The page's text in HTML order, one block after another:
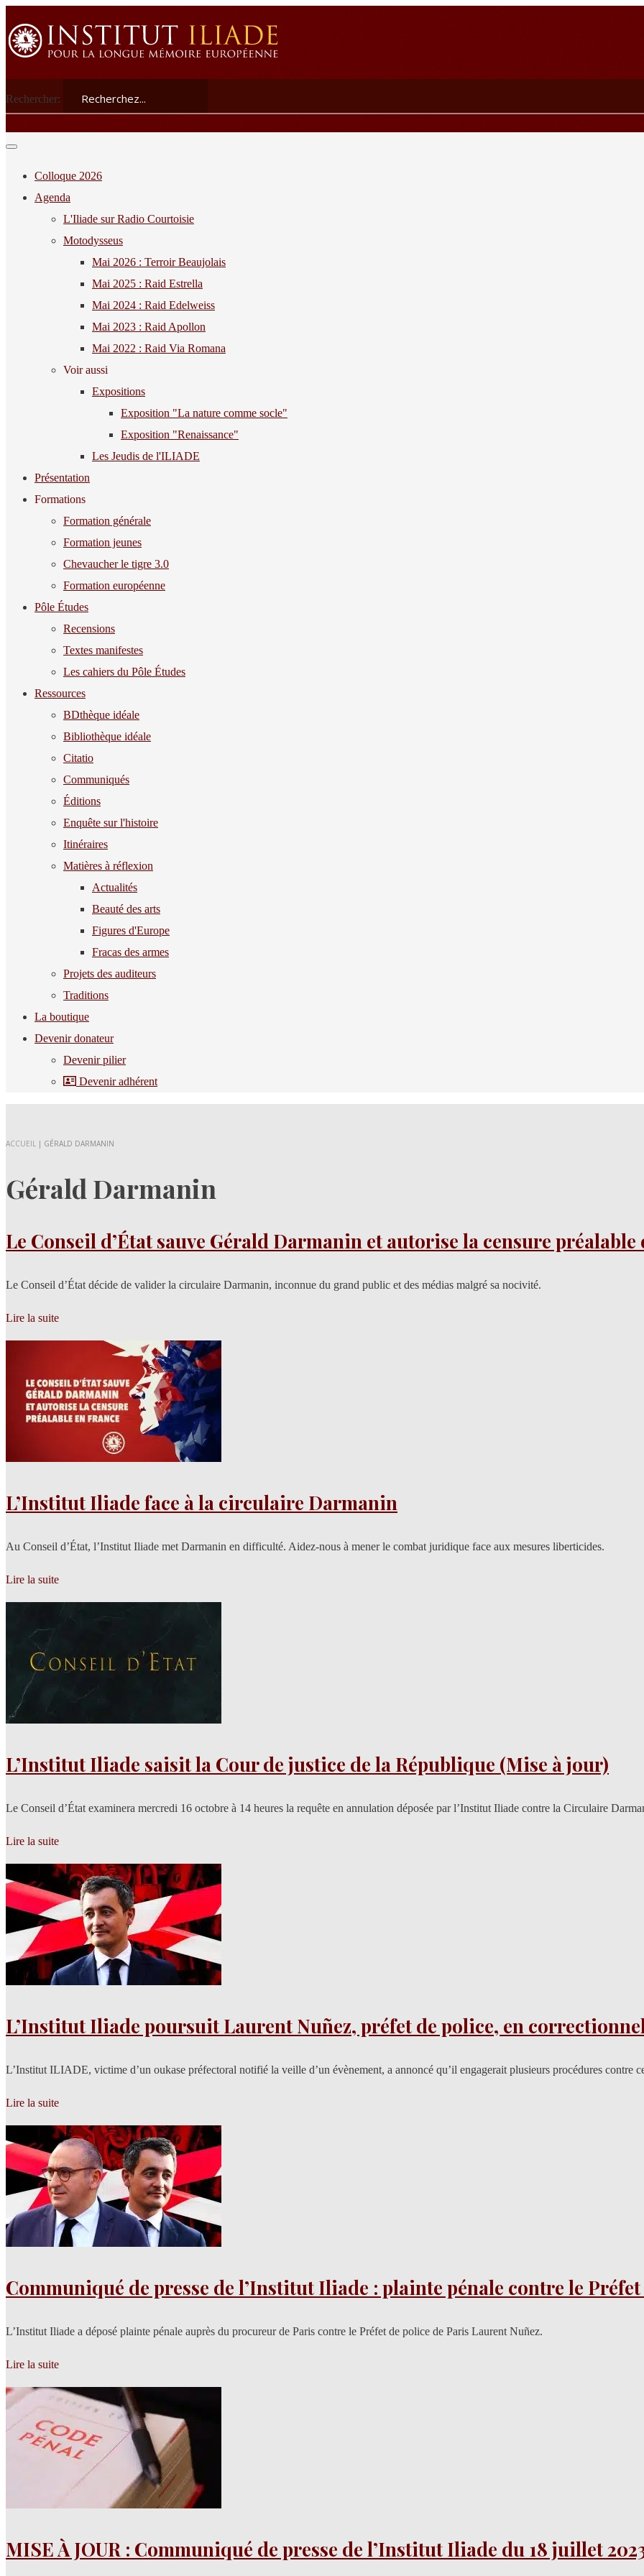
Rechercher:
Colloque 2026
Agenda
L'Iliade sur Radio Courtoisie
Motodysseus
Mai 2026 : Terroir Beaujolais
Mai 2025 : Raid Estrella
Mai 2024 : Raid Edelweiss
Mai 2023 : Raid Apollon
Mai 2022 : Raid Via Romana
Voir aussi
Expositions
Exposition "La nature comme socle"
Exposition "Renaissance"
Les Jeudis de l'ILIADE
Présentation
Formations
Formation générale
Formation jeunes
Chevaucher le tigre 3.0
Formation européenne
Pôle Études
Recensions
Textes manifestes
Les cahiers du Pôle Études
Ressources
BDthèque idéale
Bibliothèque idéale
Citatio
Communiqués
Éditions
Enquête sur l'histoire
Itinéraires
Matières à réflexion
Actualités
Beauté des arts
Figures d'Europe
Fracas des armes
Projets des auditeurs
Traditions
La boutique
Devenir donateur
Devenir pilier
Devenir adhérent
ACCUEIL | GÉRALD DARMANIN
Gérald Darmanin
Le Conseil d’État sauve Gérald Darmanin et autorise la censure préalable
Le Conseil d’État décide de valider la circulaire Darmanin, inconnue du grand public et des médias malgré sa nocivité.
Lire la suite
L’Institut Iliade face à la circulaire Darmanin
Au Conseil d’État, l’Institut Iliade met Darmanin en difficulté. Aidez-nous à mener le combat juridique face aux mesures liberticides.
Lire la suite
L’Institut Iliade saisit la Cour de justice de la République (Mise à jour)
Le Conseil d’État examinera mercredi 16 octobre à 14 heures la requête en annulation déposée par l’Institut Iliade contre la Circulaire
Lire la suite
L’Institut Iliade poursuit Laurent Nuñez, préfet de police, en
L’Institut ILIADE, victime d’un oukase préfectoral notifié la veille d’un évènement, a annoncé qu’il engagerait plusieurs procédures contre
Lire la suite
Communiqué de presse de l’Institut Iliade : plainte pénale contre le
L’Institut Iliade a déposé plainte pénale auprès du procureur de Paris contre le Préfet de police de Paris Laurent Nuñez.
Lire la suite
MISE À JOUR : Communiqué de presse de l’Institut Iliade du 18 juillet